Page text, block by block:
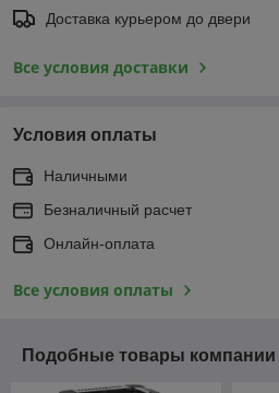
Доставка курьером до двери
Все условия доставки
Условия оплаты
Наличными
Безналичный расчет
Онлайн-оплата
Все условия оплаты
Подобные товары компании